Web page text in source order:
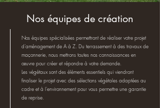
Nos équipes de création
Nos équipes spécialisées permettront de réaliser votre projet
d'aménagement de A à Z. Du terrassement à des travaux de
maçonnerie, nous mettrons toutes nos connaissances en
œuvre pour créer et répondre à votre demande.
Les végétaux sont des éléments essentiels qui viendront
finaliser le projet avec des sélections végétales adaptées au
cadre et à l'environnement pour vous permettre une garantie
de reprise.